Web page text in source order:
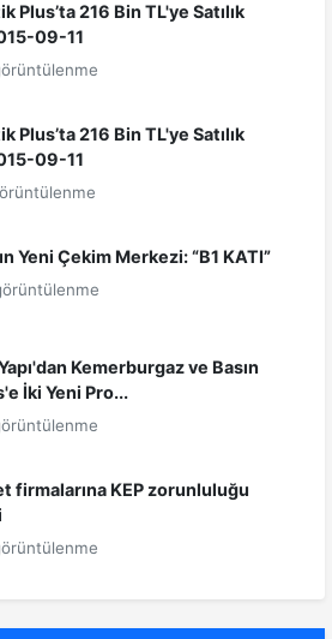
Plus’ta 216 Bin TL'ye Satılık
09-11
Plus’ta 216 Bin TL'ye Satılık
09-11
Yeni Çekim Merkezi: “B1 KATI”
Yapı'dan Kemerburgaz ve Basın
İki Yeni Pro...
firmalarına KEP zorunluluğu